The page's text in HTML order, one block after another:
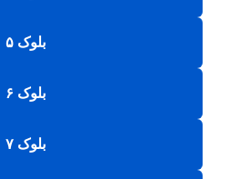
بلوک ۵
بلوک ۶
بلوک ۷